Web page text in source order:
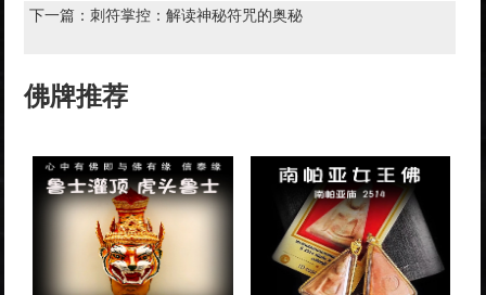
下一篇：刺符掌控：解读神秘符咒的奥秘
佛牌推荐